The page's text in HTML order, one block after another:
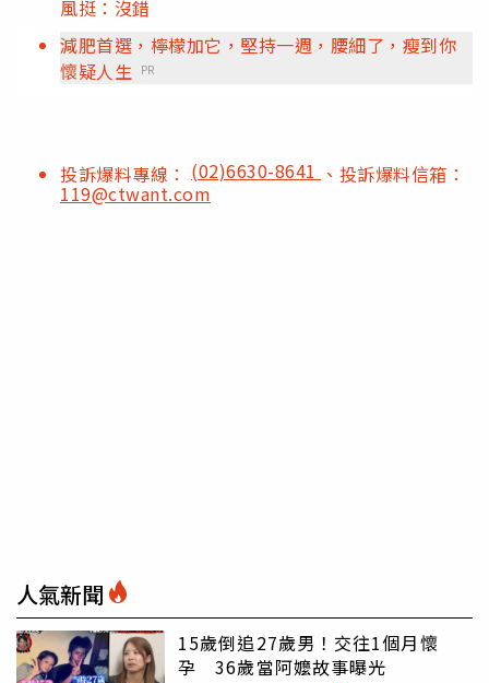
風挺：沒錯
減肥首選，檸檬加它，堅持一週，腰細了，瘦到你
懷疑人生 PR
投訴爆料專線： (02)6630-8641 、投訴爆料信箱：
119@ctwant.com
人氣新聞
15歲倒追27歲男！交往1個月懷
孕 36歲當阿嬤故事曝光